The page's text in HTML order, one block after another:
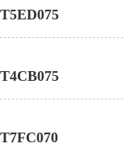
T5ED075
T4CB075
T7FC070